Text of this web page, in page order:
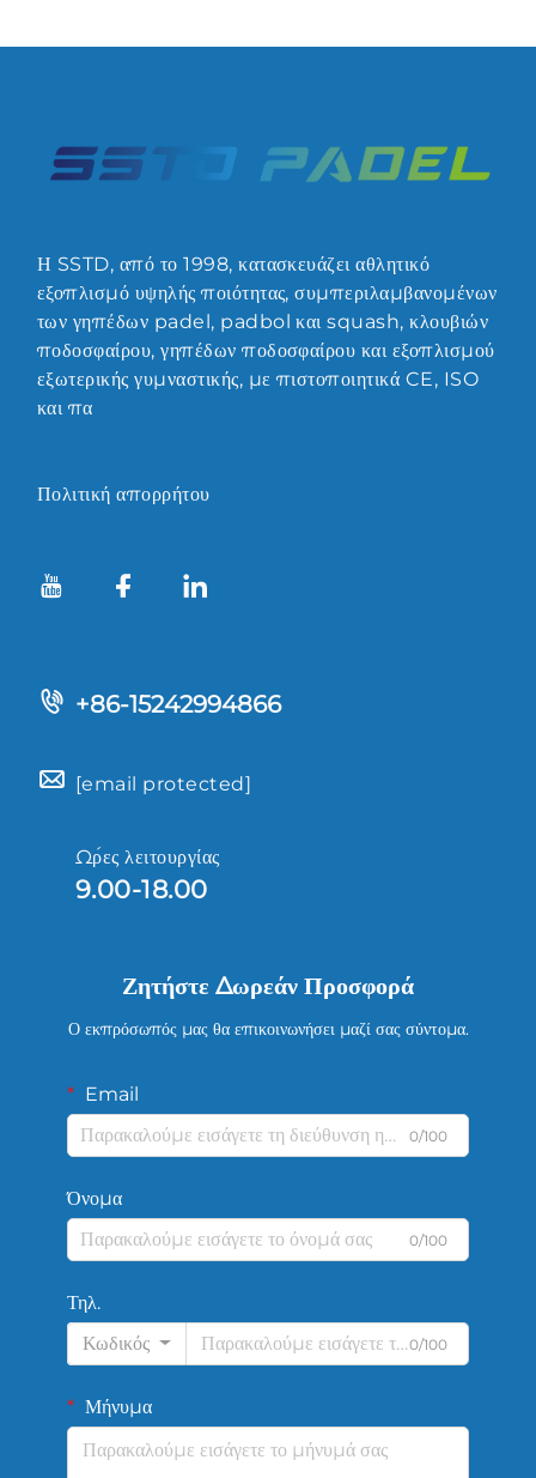
Η SSTD, από το 1998, κατασκευάζει αθλητικό
εξοπλισμό υψηλής ποιότητας, συμπεριλαμβανομένων
των γηπέδων padel, padbol και squash, κλουβιών
ποδοσφαίρου, γηπέδων ποδοσφαίρου και εξοπλισμού
εξωτερικής γυμναστικής, με πιστοποιητικά CE, ISO
και πα
Πολιτική απορρήτου
+86-15242994866
[email protected]
Ώρες λειτουργίας
9.00-18.00
Ζητήστε Δωρεάν Προσφορά
Ο εκπρόσωπός μας θα επικοινωνήσει μαζί σας σύντομα.
Email
0/100
Όνομα
0/100
Τηλ.
Κωδικός
0/100
Μήνυμα